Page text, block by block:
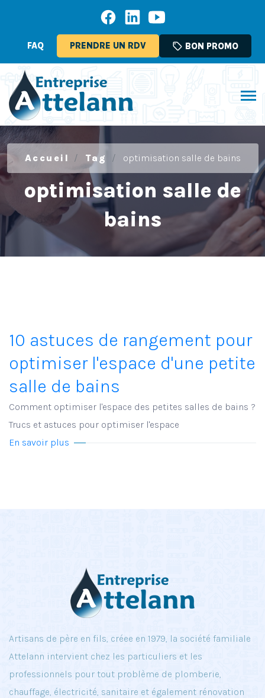
FAQ PRENDRE UN RDV sell BON PROMO
Accueil Tag optimisation salle de bains
optimisation salle de
bains
10 astuces de rangement pour
optimiser l'espace d'une petite
salle de bains
Comment optimiser l'espace des petites salles de bains ?
Trucs et astuces pour optimiser l'espace
En savoir plus
Artisans de père en fils, créee en 1979, la société familiale
Attelann intervient chez les particuliers et les
professionnels pour tout problème de plomberie,
chauffage, électricité, sanitaire et également rénovation